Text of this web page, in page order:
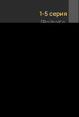
1-5 серия
(BaibaKo,